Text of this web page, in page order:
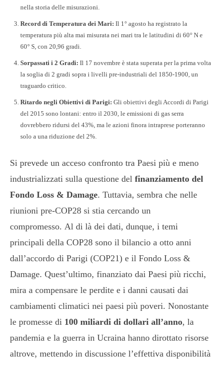
nella storia delle misurazioni.
Record di Temperatura dei Mari: Il 1° agosto ha registrato la
temperatura più alta mai misurata nei mari tra le latitudini di 60° N e
60° S, con 20,96 gradi.
Sorpassati i 2 Gradi: Il 17 novembre è stata superata per la prima volta
la soglia di 2 gradi sopra i livelli pre-industriali del 1850-1900, un
traguardo critico.
Ritardo negli Obiettivi di Parigi: Gli obiettivi degli Accordi di Parigi
del 2015 sono lontani: entro il 2030, le emissioni di gas serra
dovrebbero ridursi del 43%, ma le azioni finora intraprese porteranno
solo a una riduzione del 2%.
Si prevede un acceso confronto tra Paesi più e meno
industrializzati sulla questione del finanziamento del
Fondo Loss & Damage. Tuttavia, sembra che nelle
riunioni pre-COP28 si stia cercando un
compromesso. Al di là dei dati, dunque, i temi
principali della COP28 sono il bilancio a otto anni
dall’accordo di Parigi (COP21) e il Fondo Loss &
Damage. Quest’ultimo, finanziato dai Paesi più ricchi,
mira a compensare le perdite e i danni causati dai
cambiamenti climatici nei paesi più poveri. Nonostante
le promesse di 100 miliardi di dollari all’anno, la
pandemia e la guerra in Ucraina hanno dirottato risorse
altrove, mettendo in discussione l’effettiva disponibilità